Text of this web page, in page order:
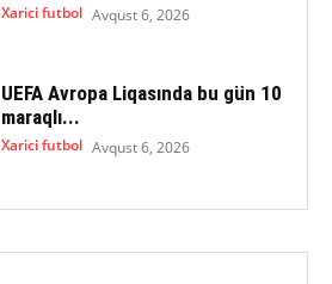
Xarici futbol Avqust 6, 2026
UEFA Avropa Liqasında bu gün 10
maraqlı...
Xarici futbol Avqust 6, 2026